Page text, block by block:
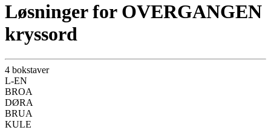
Løsninger for OVERGANGEN
kryssord
4 bokstaver
L-EN
BROA
DØRA
BRUA
KULE